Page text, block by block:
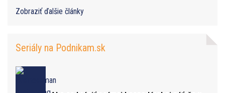
Zobraziť ďalšie články
Seriály na Podnikam.sk